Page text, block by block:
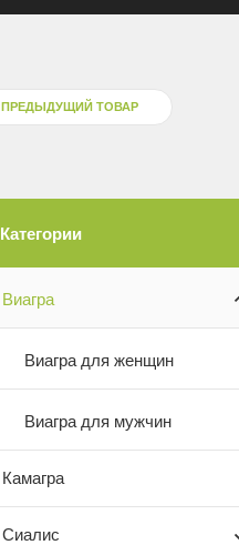
ПРЕДЫДУЩИЙ ТОВАР
Категории
Виагра
Виагра для женщин
Виагра для мужчин
Камагра
Сиалис